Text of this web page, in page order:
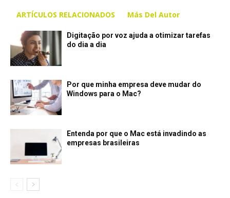
ARTÍCULOS RELACIONADOS Más Del Autor
Digitação por voz ajuda a otimizar tarefas
do dia a dia
Por que minha empresa deve mudar do
Windows para o Mac?
Entenda por que o Mac está invadindo as
empresas brasileiras